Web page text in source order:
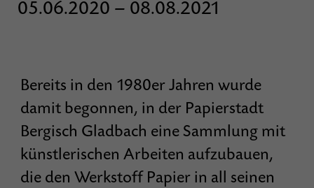
05.06.2020 – 08.08.2021
Bereits in den 1980er Jahren wurde
damit begonnen, in der Papierstadt
Bergisch Gladbach eine Sammlung mit
künstlerischen Arbeiten aufzubauen,
die den Werkstoff Papier in all seinen